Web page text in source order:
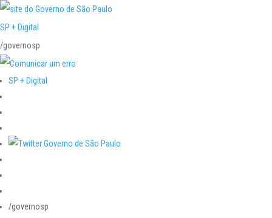
SP + Digital
/governosp
SP + Digital
/governosp